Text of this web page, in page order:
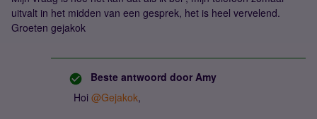
uitvalt in het midden van een gesprek, het is heel vervelend.
Groeten gejakok
Beste antwoord door Amy
Hoi @Gejakok,